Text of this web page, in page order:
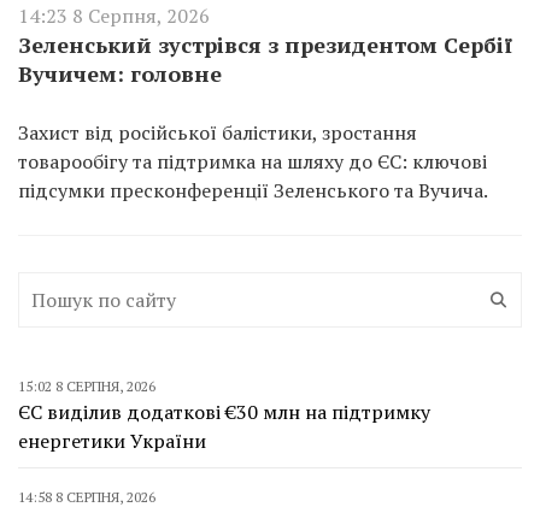
14:23 8 Серпня, 2026
Зеленський зустрівся з президентом Сербії
Вучичем: головне
Захист від російської балістики, зростання
товарообігу та підтримка на шляху до ЄС: ключові
підсумки пресконференції Зеленського та Вучича.
15:02 8 СЕРПНЯ, 2026
ЄС виділив додаткові €30 млн на підтримку
енергетики України
14:58 8 СЕРПНЯ, 2026